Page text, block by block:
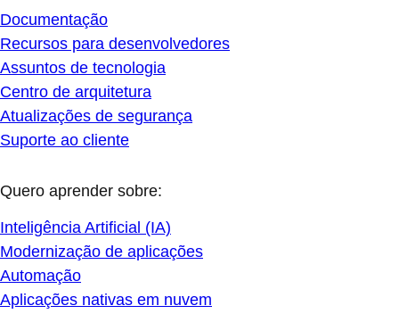
Documentação
Recursos para desenvolvedores
Assuntos de tecnologia
Centro de arquitetura
Atualizações de segurança
Suporte ao cliente
Quero aprender sobre:
Inteligência Artificial (IA)
Modernização de aplicações
Automação
Aplicações nativas em nuvem